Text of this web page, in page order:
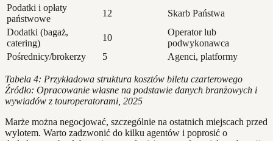
Podatki i opłaty
państwowe
12
Skarb Państwa
Dodatki (bagaż,
catering)
10
Operator lub
podwykonawca
Pośrednicy/brokerzy
5 Agenci, platformy
Tabela 4: Przykładowa struktura kosztów biletu czarterowego
Źródło: Opracowanie własne na podstawie danych branżowych i
wywiadów z touroperatorami, 2025
Marże można negocjować, szczególnie na ostatnich miejscach przed
wylotem. Warto zadzwonić do kilku agentów i poprosić o